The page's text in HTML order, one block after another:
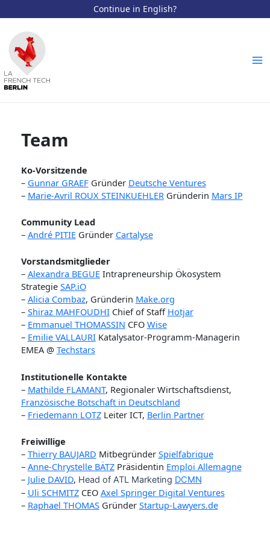
Continue in English?
Inhalt
springen
Team
Ko-Vorsitzende
– Gunnar GRAEFGründer Deutsche Ventures
– Marie-Avril ROUX STEINKUEHLER Gründerin Mars IP
Community Lead
– André PITIEGründer Cartalyse
Vorstandsmitglieder
– Alexandra BEGUEIntrapreneurship Ökosystem
Strategie SAP.iO
– Alicia Combaz, Gründerin Make.org
– Shiraz MAHFOUDHIChief of Staff Hotjar
– Emmanuel THOMASSIN CFO Wise
– Emilie VALLAURIKatalysator-Programm-Managerin
EMEA @ Techstars
Institutionelle Kontakte
– Mathilde FLAMANT, Regionaler Wirtschaftsdienst,
Französische Botschaft in Deutschland
– Friedemann LOTZLeiter ICT, Berlin Partner
Freiwillige
– Thierry BAUJARD Mitbegründer Spielfabrique
– Anne-Chrystelle BÄTZPräsidentin Emploi Allemagne
– Julie DAVID, Head of ATL Marketing DCMN
– Uli SCHMITZCEO Axel Springer Digital Ventures
– Raphael THOMASGründer Startup-Lawyers.de